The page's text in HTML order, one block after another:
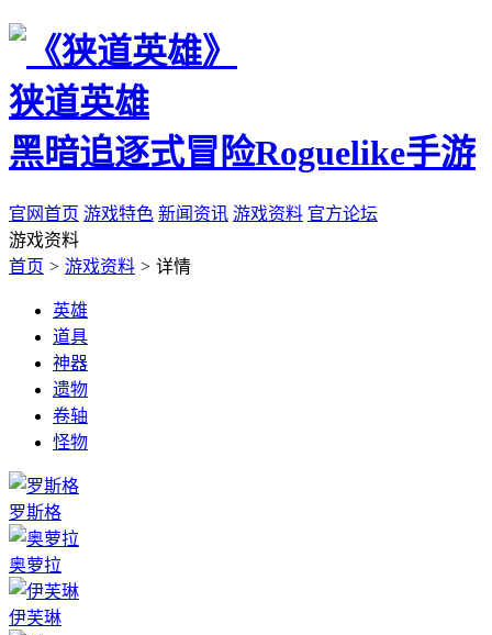
狭道英雄
黑暗追逐式冒险Roguelike手游
官网首页 游戏特色 新闻资讯 游戏资料 官方论坛
游戏资料
首页 > 游戏资料 > 详情
英雄
道具
神器
遗物
卷轴
怪物
罗斯格
奥萝拉
伊芙琳